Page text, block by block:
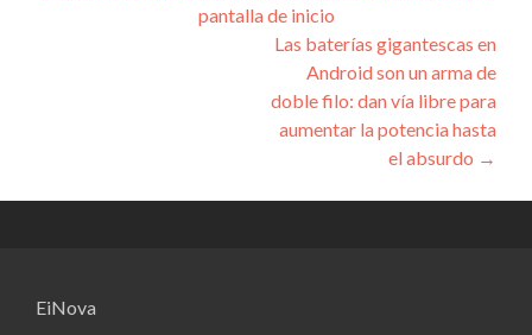
pantalla de inicio
Las baterías gigantescas en
Android son un arma de
doble filo: dan vía libre para
aumentar la potencia hasta
el absurdo →
EiNova